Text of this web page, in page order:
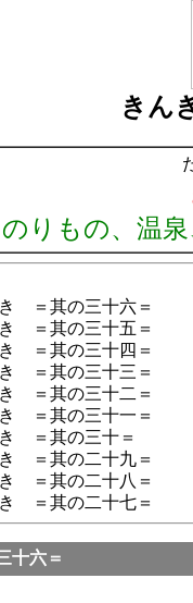
きん
のりもの、温
＝其の三十六＝
＝其の三十五＝
＝其の三十四＝
＝其の三十三＝
＝其の三十二＝
＝其の三十一＝
＝其の三十＝
＝其の二十九＝
＝其の二十八＝
＝其の二十七＝
十六＝